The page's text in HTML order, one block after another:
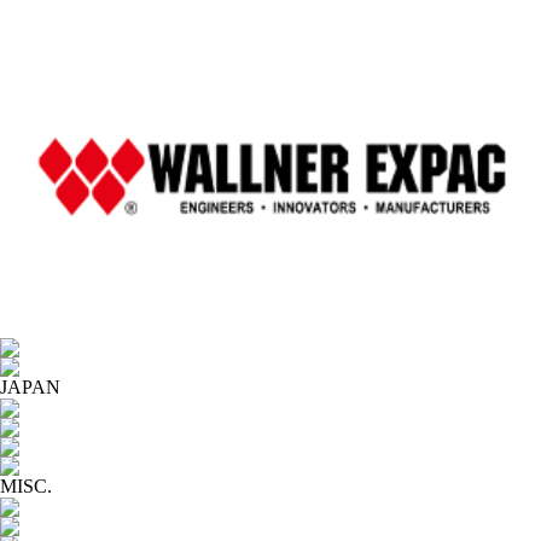
JAPAN
MISC.